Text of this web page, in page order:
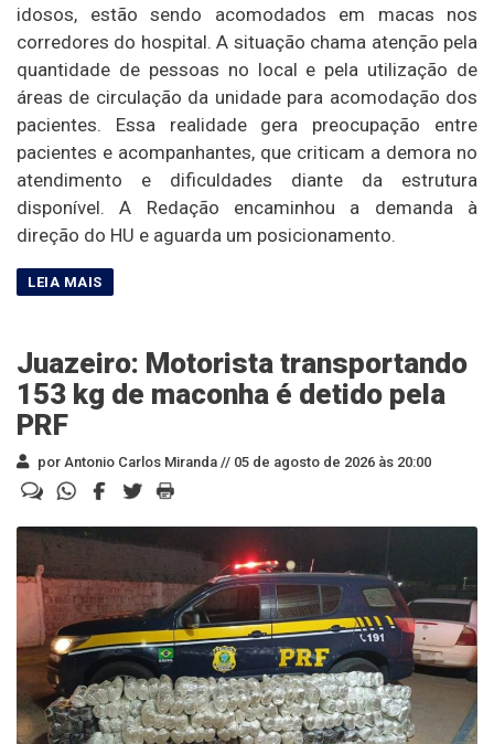
idosos, estão sendo acomodados em macas nos
corredores do hospital. A situação chama atenção pela
quantidade de pessoas no local e pela utilização de
áreas de circulação da unidade para acomodação dos
pacientes. Essa realidade gera preocupação entre
pacientes e acompanhantes, que criticam a demora no
atendimento e dificuldades diante da estrutura
disponível. A Redação encaminhou a demanda à
direção do HU e aguarda um posicionamento.
Juazeiro: Motorista transportando
153 kg de maconha é detido pela
PRF
por Antonio Carlos Miranda // 05 de agosto de 2026 às 20:00